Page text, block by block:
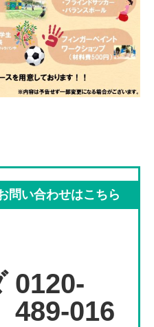
問い合わせはこちら
0120-
489-016